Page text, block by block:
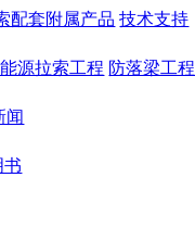
配套附属产品 技术支持
源拉索工程 防落梁工程
闻
书